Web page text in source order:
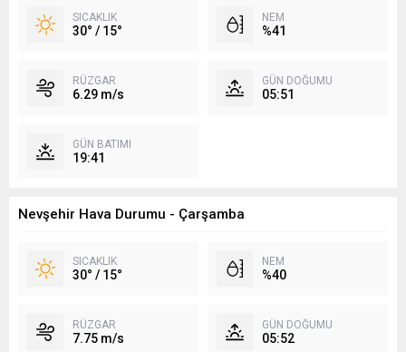
SICAKLIK
30° / 15°
NEM
%41
RÜZGAR
6.29 m/s
GÜN DOĞUMU
05:51
GÜN BATIMI
19:41
Nevşehir Hava Durumu - Çarşamba
SICAKLIK
30° / 15°
NEM
%40
RÜZGAR
7.75 m/s
GÜN DOĞUMU
05:52